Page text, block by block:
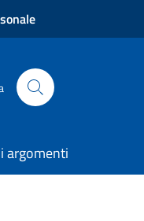
argomenti